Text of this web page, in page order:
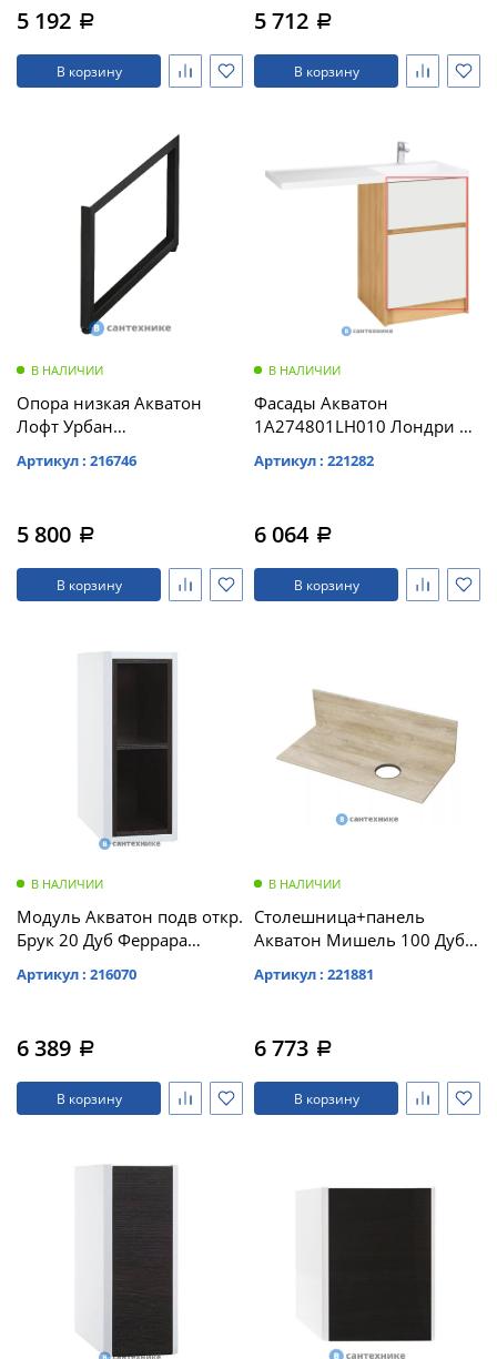
5 192 a
В корзину
5 712 a
В корзину
В НАЛИЧИИ
Опора низкая Акватон
Лофт Урбан
Артикул : 216746
5 800 a
В корзину
В НАЛИЧИИ
Фасады Акватон
1A274801LH010 Лондри 60
Артикул : 221282
6 064 a
В корзину
В НАЛИЧИИ
Модуль Акватон подв откр.
Брук 20 Дуб Феррара
Артикул : 216070
6 389 a
В корзину
В НАЛИЧИИ
Столешница+панель
Акватон Мишель 100 Дуб
Артикул : 221881
6 773 a
В корзину